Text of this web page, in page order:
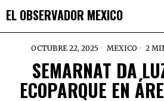
EL OBSERVADOR MEXICO
OCTUBRE 22, 2025 MEXICO 2
SEMARNAT DA
ECOPARQUE EN